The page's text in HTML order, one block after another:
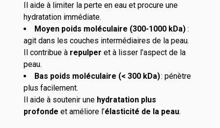
Il aide à limiter la perte en eau et procure une
hydratation immédiate.
Moyen poids moléculaire (300-1000 kDa) :
agit dans les couches intermédiaires de la peau.
Il contribue à repulper et à lisser l’aspect de la
peau.
Bas poids moléculaire (< 300 kDa): pénètre
plus facilement.
Il aide à soutenir une hydratation plus
profonde et améliore l’élasticité de la peau.